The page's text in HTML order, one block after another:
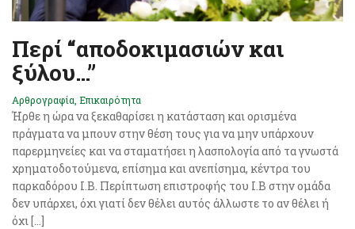
Περί “αποδοκιμασιών και
ξύλου…”
Αρθρογραφία Επικαιρότητα
Ήρθε η ώρα να ξεκαθαρίσει η κατάσταση και ορισμένα
πράγματα να μπουν στην θέση τους για να μην υπάρχουν
παρερμηνείες και να σταματήσει η λασπολογία από τα γνωστά
χρηματοδοτούμενα, επίσημα και ανεπίσημα, κέντρα του
παρκαδόρου Ι.Β. Περίπτωση επιστροφής του Ι.Β στην ομάδα
δεν υπάρχει, όχι γιατί δεν θέλει αυτός άλλωστε το αν θέλει ή
όχι […]